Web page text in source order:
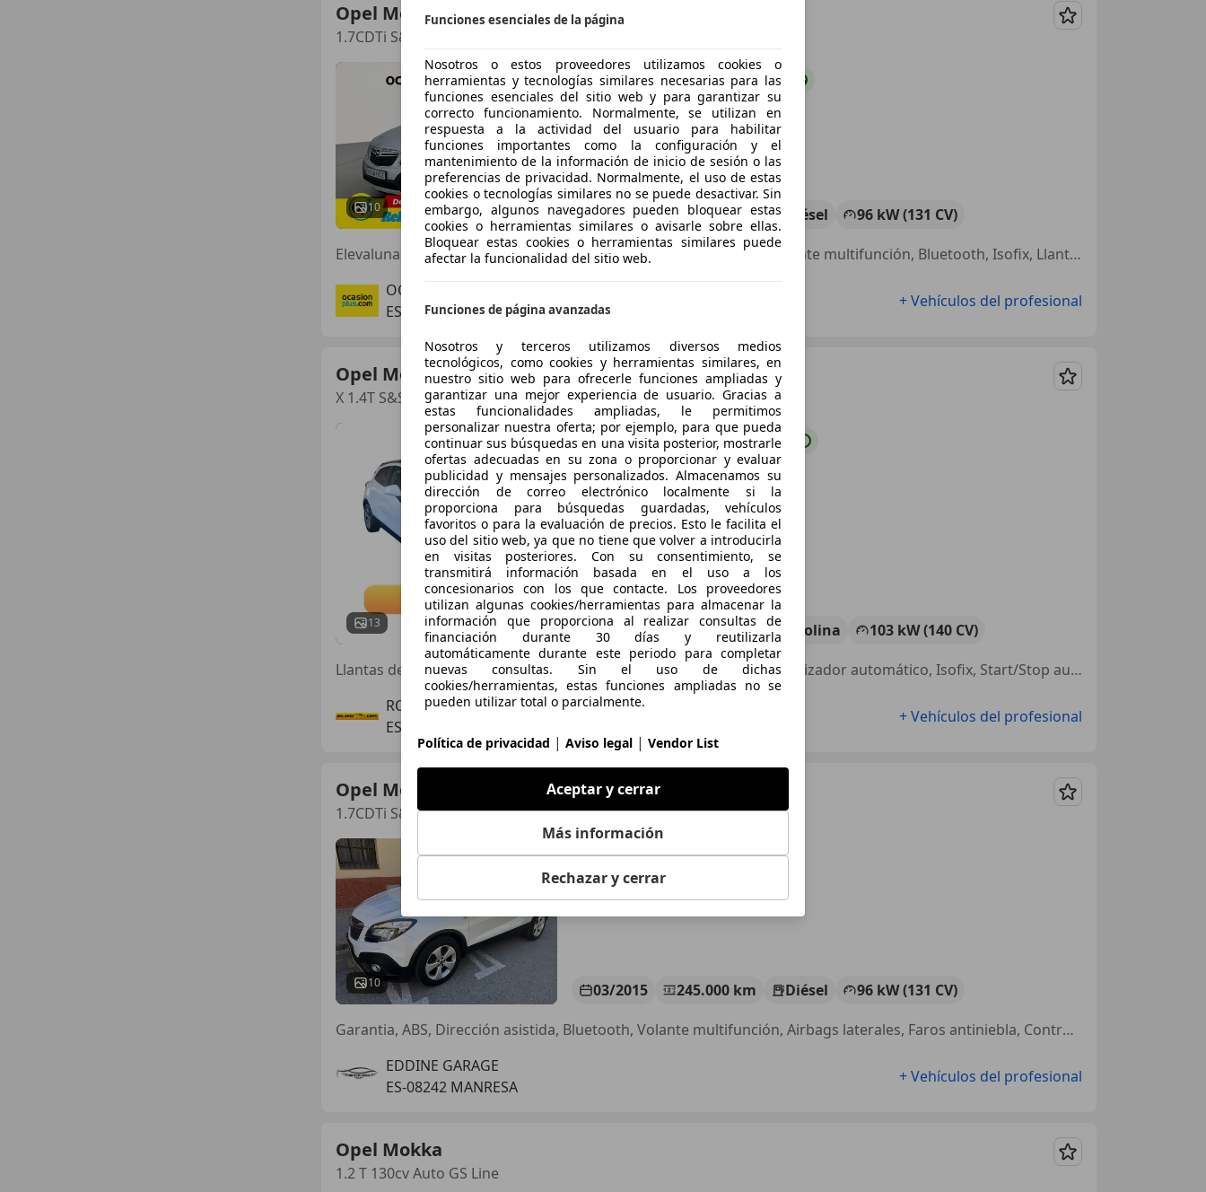
Opel Mokka
1.7CDTi S&S Excellence 4x2
Guardar
10
€ 7.4501 Buen precio
12/2013 155.052 km Diésel
96 kW (131 CV)
Elevalunas eléctrico, Control de velocidad, ABS, Faros de xenon, Volante multifunción, Bluetooth, Isofix, Llantas de aleación
OCASIONPLUS PALAFOLLS
ES-08389 Palafolls
+ Vehículos del profesional
Opel Mokka
X 1.4T S&S Selective 4x2
Guardar
13
€ 11.300 Preciojusto
01/2017 67.000 km Gasolina
103 kW (140 CV)
Llantas de aleación, Aire Acondicionado, Volante multifunción, Climatizador automático, Isofix, Start/Stop automático, Control de tracción, ESP
ROLLANDI ALL CARS
ES-07009 PALMA DE MALLORCA
+ Vehículos del profesional
Opel Mokka
1.7CDTi S&S Business 4x2
Guardar
10
€ 6.500 Preciojusto
03/2015 245.000 km Diésel
96 kW (131 CV)
Garantia, ABS, Dirección asistida, Bluetooth, Volante multifunción, Airbags laterales, Faros antiniebla, Control de tracción
EDDINE GARAGE
ES-08242 MANRESA
+ Vehículos del profesional
Opel Mokka
1.2 T 130cv Auto GS Line
Guardar
Funciones esenciales de la página
Nosotros o estos proveedores utilizamos cookies o
herramientas y tecnologías similares necesarias para las
funciones esenciales del sitio web y para garantizar su
correcto funcionamiento. Normalmente, se utilizan en
respuesta a la actividad del usuario para habilitar
funciones importantes como la configuración y el
mantenimiento de la información de inicio de sesión o las
preferencias de privacidad. Normalmente, el uso de estas
cookies o tecnologías similares no se puede desactivar. Sin
embargo, algunos navegadores pueden bloquear estas
cookies o herramientas similares o avisarle sobre ellas.
Bloquear estas cookies o herramientas similares puede
afectar la funcionalidad del sitio web.
Funciones de página avanzadas
Nosotros y terceros utilizamos diversos medios
tecnológicos, como cookies y herramientas similares, en
nuestro sitio web para ofrecerle funciones ampliadas y
garantizar una mejor experiencia de usuario. Gracias a
estas funcionalidades ampliadas, le permitimos
personalizar nuestra oferta; por ejemplo, para que pueda
continuar sus búsquedas en una visita posterior, mostrarle
ofertas adecuadas en su zona o proporcionar y evaluar
publicidad y mensajes personalizados. Almacenamos su
dirección de correo electrónico localmente si la
proporciona para búsquedas guardadas, vehículos
favoritos o para la evaluación de precios. Esto le facilita el
uso del sitio web, ya que no tiene que volver a introducirla
en visitas posteriores. Con su consentimiento, se
transmitirá información basada en el uso a los
concesionarios con los que contacte. Los proveedores
utilizan algunas cookies/herramientas para almacenar la
información que proporciona al realizar consultas de
financiación durante 30 días y reutilizarla
automáticamente durante este periodo para completar
nuevas consultas. Sin el uso de dichas
cookies/herramientas, estas funciones ampliadas no se
pueden utilizar total o parcialmente.
Política de privacidad | Aviso legal | Vendor List
Aceptar y cerrar
Más información
Rechazar y cerrar